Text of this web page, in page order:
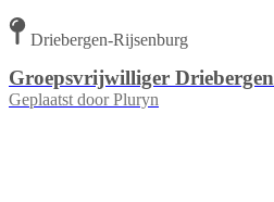
Driebergen-Rijsenburg
Groepsvrijwilliger
Geplaatst door Pluryn